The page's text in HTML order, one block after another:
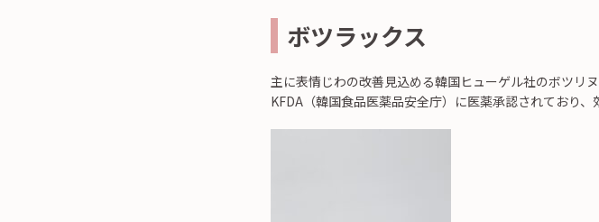
ボツラックス
主に表情じわの改善見込める韓国ヒューゲル社のボツリヌ
KFDA（韓国⾷品医薬品安全庁）に医薬承認されており、